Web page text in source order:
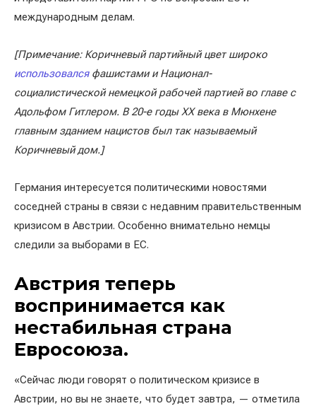
международным делам.
[Примечание: Коричневый партийный цвет широко
использовалсяфашистами и Национал-
социалистической немецкой рабочей партией во главе с
Адольфом Гитлером. В 20-е годы ХХ века в Мюнхене
главным зданием нацистов был так называемый
Коричневый дом.]
Германия интересуется политическими новостями
соседней страны в связи с недавним правительственным
кризисом в Австрии. Особенно внимательно немцы
следили за выборами в ЕС.
Австрия теперь
воспринимается как
нестабильная страна
Евросоюза.
«Сейчас люди говорят о политическом кризисе в
Австрии, но вы не знаете, что будет завтра, — отметила